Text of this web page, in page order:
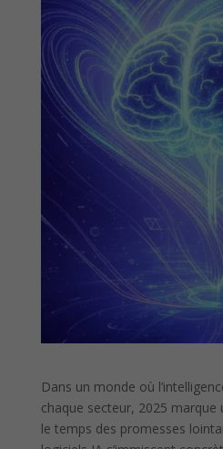
Dans un monde où
chaque secteur, 2025 marque
le temps des promesses